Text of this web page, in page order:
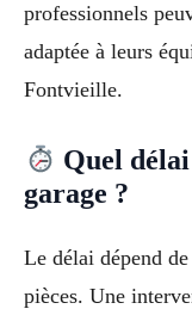
professionnels
adaptée à leurs
Fontvieille.
Quel
garage ?
Le délai dépend
pièces. Une